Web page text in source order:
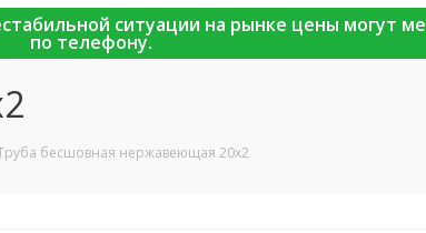
ситуации на рынке цены могут
по телефону.
бесшовная нержавеющая 20х2